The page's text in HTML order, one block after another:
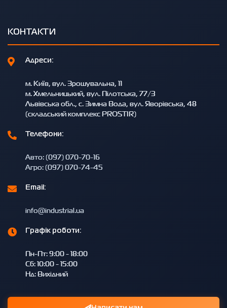
КОНТАКТИ
Адреси:
м. Київ, вул. Зрошувальна, 11
м. Хмельницький, вул. Пілотська, 77/3
Львівська обл., с. Зимна Вода, вул. Яворівська, 48
(складський комплекс PROSTIR)
Телефони:
Авто: (097) 070-70-16
Агро: (097) 070-74-45
Email:
info@industrial.ua
Графік роботи:
Пн-Пт: 9:00 - 18:00
Сб: 10:00 - 15:00
Нд: Вихідний